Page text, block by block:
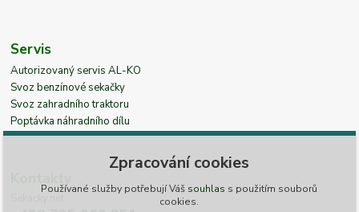
Servis
Autorizovaný servis AL-KO
Svoz benzínové sekačky
Svoz zahradního traktoru
Poptávka náhradního dílu
Zpracování cookies
Používané služby potřebují Váš souhlas s použitím souborů
cookies.